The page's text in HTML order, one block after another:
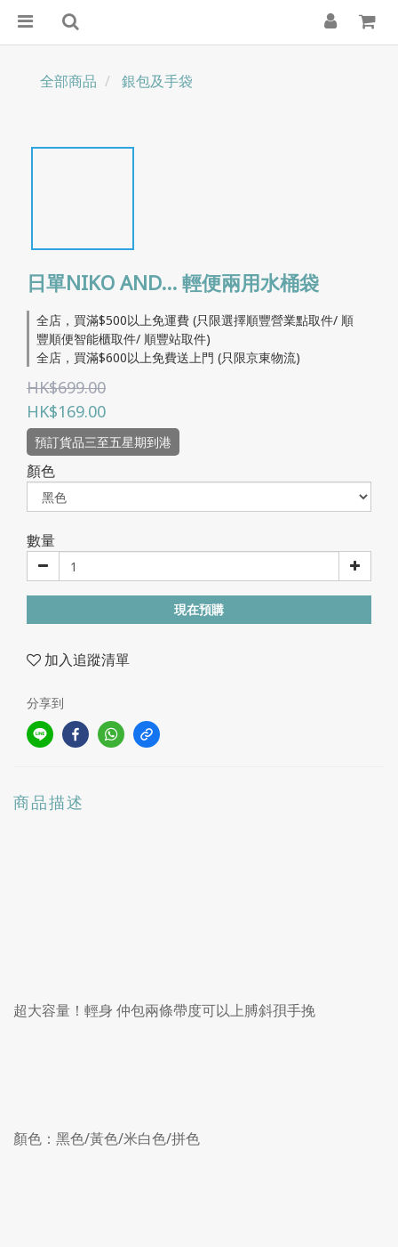
全部商品 銀包及手袋
日單NIKO AND… 輕便兩用水桶袋
全店，買滿$500以上免運費 (只限選擇順豐營業點取件/ 順
豐順便智能櫃取件/ 順豐站取件)
全店，買滿$600以上免費送上門 (只限京東物流)
HK$699.00
HK$169.00
預訂貨品三至五星期到港
顏色
數量
現在預購
加入追蹤清單
分享到
商品描述
超大容量！輕身 仲包兩條帶度可以上膊斜孭手挽
顏色：黑色/黃色/米白色/拼色